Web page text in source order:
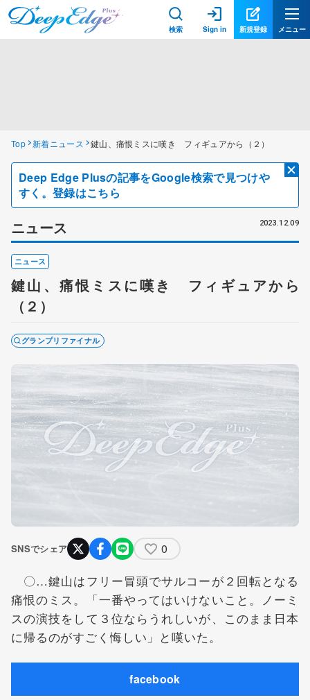
検索 Sign in 新規登録 メニュー
Top 新着ニュース 鍵山、痛恨ミスに嘆き フィギュアから（２）
Deep Edge Plusの記事をGoogle検索で見つけや
すく。登録はこちら
ニュース 2023.12.09
ニュース
鍵山、痛恨ミスに嘆き フィギュアから
（２）
グランプリファイナル
SNSでシェア 0
〇…鍵山はフリー冒頭でサルコーが２回転となる
痛恨のミス。「一番やってはいけないこと。ノーミ
スの演技をして３位ならうれしいが、このまま日本
に帰るのがすごく悔しい」と嘆いた。
facebook